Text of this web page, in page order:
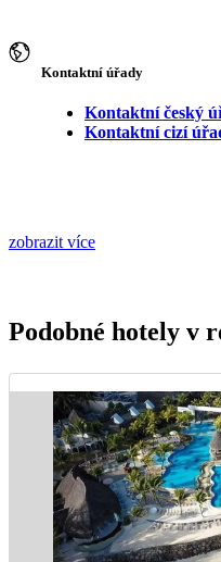
Kontaktní úřady
Kontaktní český
Kontaktní cizí
zobrazit více
Podobné hotely v